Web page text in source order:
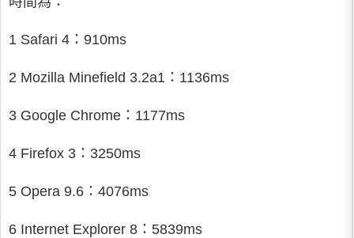
1 Safari 4：910ms
2 Mozilla Minefield 3.2a1：1136ms
3 Google Chrome：1177ms
4 Firefox 3：3250ms
5 Opera 9.6：4076ms
6 Internet Explorer 8：5839ms